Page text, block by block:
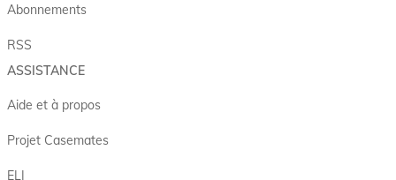
Abonnements
RSS
ASSISTANCE
Aide et à propos
Projet Casemates
ELI